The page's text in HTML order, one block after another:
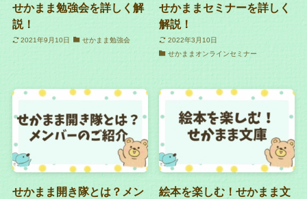
せかまま勉強会を詳しく解
説！
2021年9月10日 せかまま勉強会
せかままセミナーを詳しく
解説！
2022年3月10日
せかままオンラインセミナー
せかまま開き隊とは？メン
絵本を楽しむ！せかまま文